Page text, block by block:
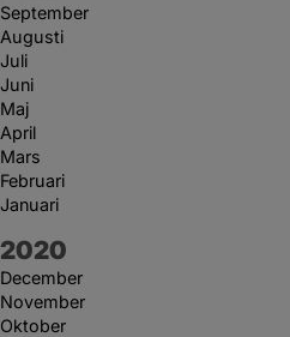
September
Augusti
Juli
Juni
Maj
April
Mars
Februari
Januari
År:
2020
December
November
Oktober